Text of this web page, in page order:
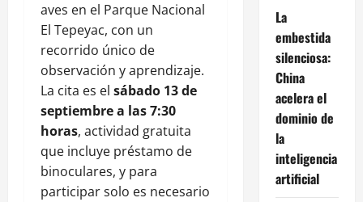
aves en el Parque Nacional
El Tepeyac, con un
recorrido único de
observación y aprendizaje.
La cita es el sábado 13 de
septiembre a las 7:30
horas, actividad gratuita
que incluye préstamo de
binoculares, y para
participar solo es necesario
La
embestida
silenciosa:
China
acelera el
dominio de
la
inteligencia
artificial